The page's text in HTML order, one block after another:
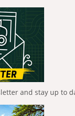
and stay up to